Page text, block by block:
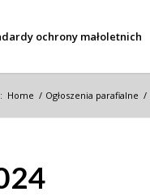
ochrony małoletnich
Home / Ogłoszenia parafialne /